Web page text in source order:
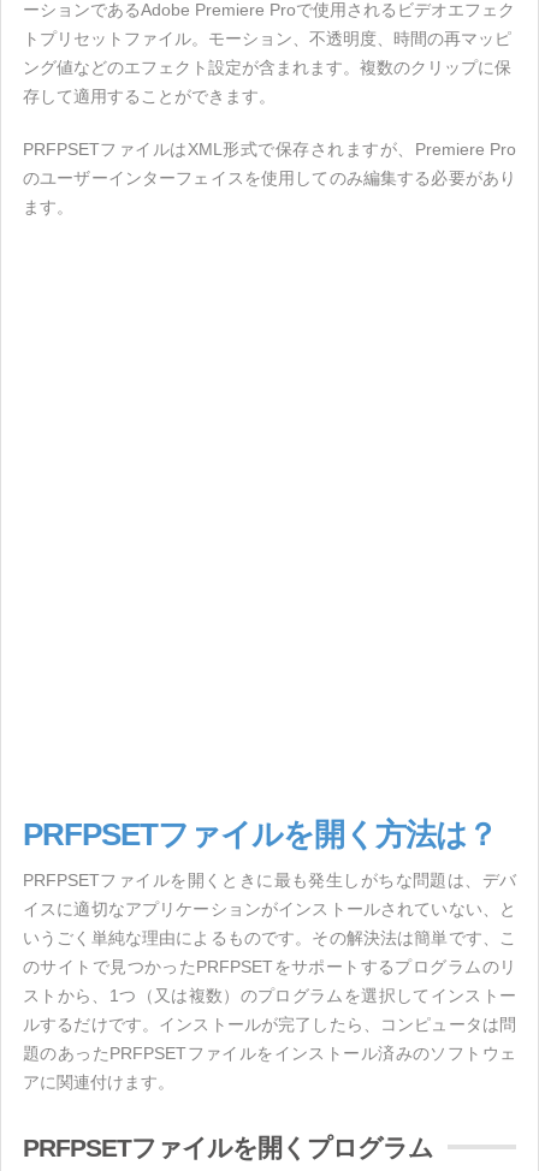
ーションであるAdobe Premiere Proで使用されるビデオエフェク
トプリセットファイル。モーション、不透明度、時間の再マッピ
ング値などのエフェクト設定が含まれます。複数のクリップに保
存して適用することができます。
PRFPSETファイルはXML形式で保存されますが、Premiere Pro
のユーザーインターフェイスを使用してのみ編集する必要があり
ます。
PRFPSETファイルを開く方法は？
PRFPSETファイルを開くときに最も発生しがちな問題は、デバ
イスに適切なアプリケーションがインストールされていない、と
いうごく単純な理由によるものです。その解決法は簡単です、こ
のサイトで見つかったPRFPSETをサポートするプログラムのリ
ストから、1つ（又は複数）のプログラムを選択してインストー
ルするだけです。インストールが完了したら、コンピュータは問
題のあったPRFPSETファイルをインストール済みのソフトウェ
アに関連付けます。
PRFPSETファイルを開くプログラム